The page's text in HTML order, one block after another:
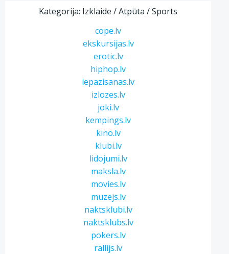
Kategorija: Izklaide / Atpūta / Sports
cope.lv
ekskursijas.lv
erotic.lv
hiphop.lv
iepazisanas.lv
izlozes.lv
joki.lv
kempings.lv
kino.lv
klubi.lv
lidojumi.lv
maksla.lv
movies.lv
muzejs.lv
naktsklubi.lv
naktsklubs.lv
pokers.lv
rallijs.lv